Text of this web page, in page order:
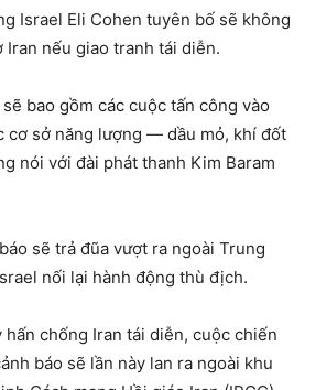
Israel Eli Cohen tuyên bố sẽ không
Iran nếu giao tranh tái diễn.
bao gồm các cuộc tấn công vào
cơ sở năng lượng — dầu mỏ, khí đốt
nói với đài phát thanh Kim Baram
sẽ trả đũa vượt ra ngoài Trung
nối lại hành động thù địch.
hấn chống Iran tái diễn, cuộc chiến
báo sẽ lần này lan ra ngoài khu